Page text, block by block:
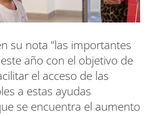
su nota “las importantes
año con el objetivo de
el acceso de las
a estas ayudas
se encuentra el aumento